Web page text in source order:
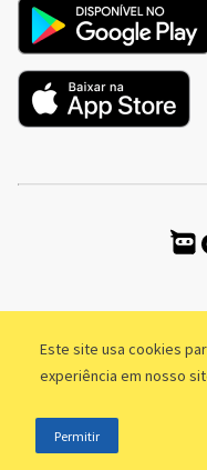
Este site usa cookies
experiência em nosso
Permitir
©2011 - 2026, GetNinjas
Fernandes Coelho,